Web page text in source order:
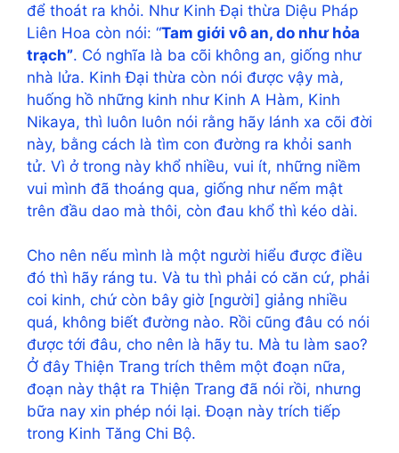
để thoát ra khỏi. Như Kinh Đại thừa Diệu Pháp
Liên Hoa còn nói: “Tam giới vô an, do như hỏa
trạch”. Có nghĩa là ba cõi không an, giống như
nhà lửa. Kinh Đại thừa còn nói được vậy mà,
huống hồ những kinh như Kinh A Hàm, Kinh
Nikaya, thì luôn luôn nói rằng hãy lánh xa cõi đời
này, bằng cách là tìm con đường ra khỏi sanh
tử. Vì ở trong này khổ nhiều, vui ít, những niềm
vui mình đã thoáng qua, giống như nếm mật
trên đầu dao mà thôi, còn đau khổ thì kéo dài.
Cho nên nếu mình là một người hiểu được điều
đó thì hãy ráng tu. Và tu thì phải có căn cứ, phải
coi kinh, chứ còn bây giờ [người] giảng nhiều
quá, không biết đường nào. Rồi cũng đâu có nói
được tới đâu, cho nên là hãy tu. Mà tu làm sao?
Ở đây Thiện Trang trích thêm một đoạn nữa,
đoạn này thật ra Thiện Trang đã nói rồi, nhưng
bữa nay xin phép nói lại. Đoạn này trích tiếp
trong Kinh Tăng Chi Bộ.